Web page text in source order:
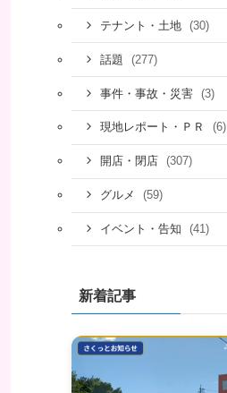
テナント・土地 (30)
話題 (277)
事件・事故・災害 (3)
現地レポート・ＰＲ (6)
開店・閉店 (307)
グルメ (59)
イベント・告知 (41)
新着記事